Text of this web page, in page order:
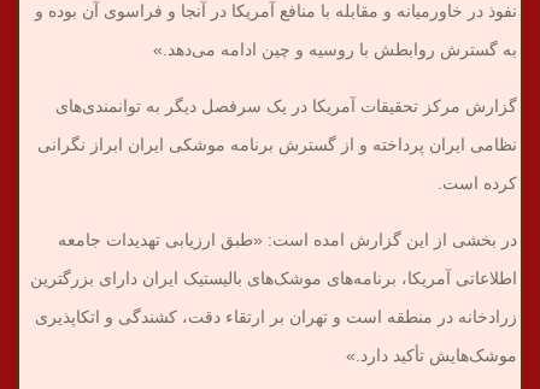
نفوذ در خاورمیانه و مقابله با منافع آمریکا در آنجا و فراسوی آن بوده و
به گسترش روابطش با روسیه و چین ادامه می‌دهد.»
گزارش مرکز تحقیقات آمریکا در یک سرفصل دیگر به توانمندی‌های
نظامی ایران پرداخته و از گسترش برنامه موشکی ایران ابراز نگرانی
کرده است.
در بخشی از این گزارش امده است: «طبق ارزیابی تهدیدات جامعه
اطلاعاتی آمریکا، برنامه‌های موشک‌های بالیستیک ایران دارای بزرگترین
زرادخانه در منطقه است و تهران بر ارتقاء دقت، کشندگی و اتکاپذیری
موشک‌هایش تأکید دارد.»